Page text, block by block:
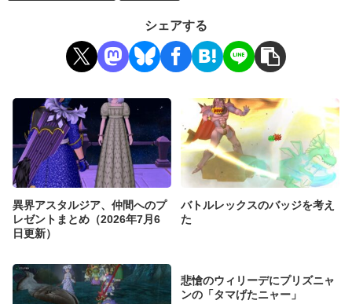
シェアする
異界アスタルジア、仲間へのプ
レゼントまとめ（2026年7月6
日更新）
バトルレックスのバッジを考え
た
悲愴のウィリーデにプリズニャ
ンの「タマげたニャー」